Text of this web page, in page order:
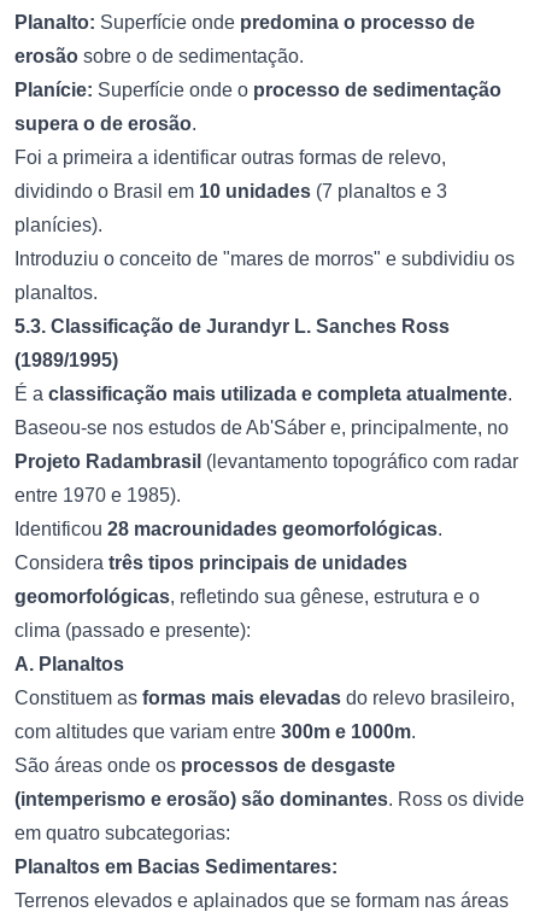
Planalto: Superfície onde predomina o processo de
erosão sobre o de sedimentação.
Planície: Superfície onde o processo de sedimentação
supera o de erosão.
Foi a primeira a identificar outras formas de relevo,
dividindo o Brasil em 10 unidades (7 planaltos e 3
planícies).
Introduziu o conceito de "mares de morros" e subdividiu os
planaltos.
5.3. Classificação de Jurandyr L. Sanches Ross
(1989/1995)
É a classificação mais utilizada e completa atualmente.
Baseou-se nos estudos de Ab'Sáber e, principalmente, no
Projeto Radambrasil (levantamento topográfico com radar
entre 1970 e 1985).
Identificou 28 macrounidades geomorfológicas.
Considera três tipos principais de unidades
geomorfológicas, refletindo sua gênese, estrutura e o
clima (passado e presente):
A. Planaltos
Constituem as formas mais elevadas do relevo brasileiro,
com altitudes que variam entre 300m e 1000m.
São áreas onde os processos de desgaste
(intemperismo e erosão) são dominantes. Ross os divide
em quatro subcategorias:
Planaltos em Bacias Sedimentares:
Terrenos elevados e aplainados que se formam nas áreas